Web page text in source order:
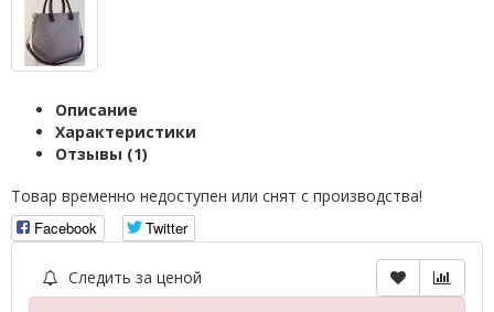
Описание
Характеристики
Отзывы (1)
Товар временно недоступен или снят с производства!
Facebook
Twitter
Следить за ценой